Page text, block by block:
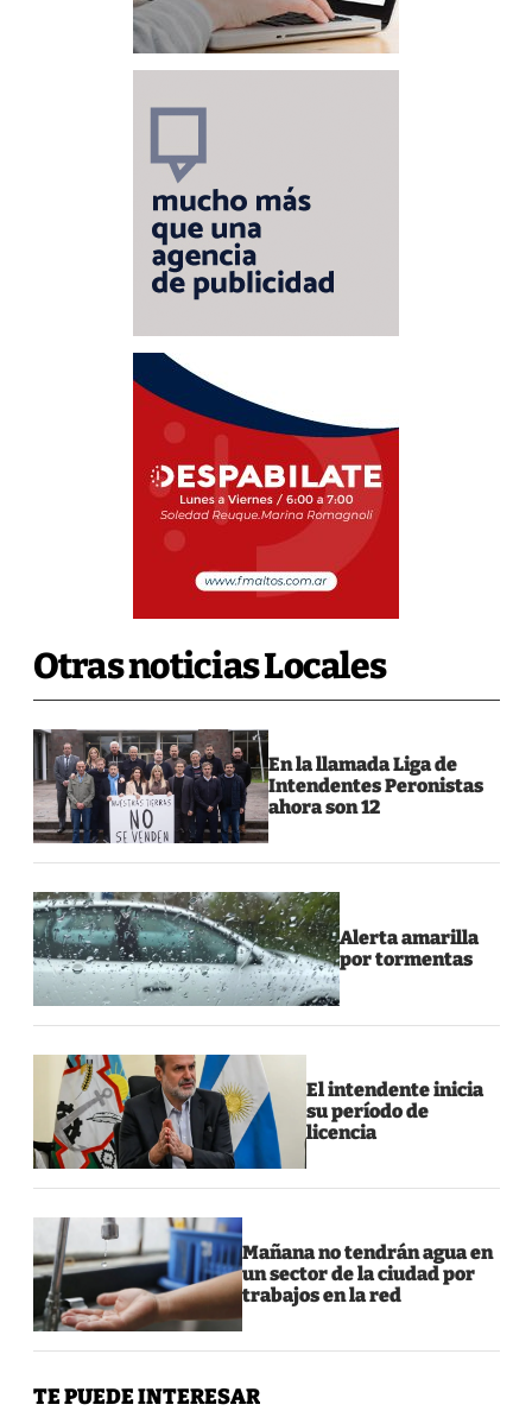
Otras noticias Locales
En la llamada Liga de
Intendentes Peronistas
ahora son 12
Alerta amarilla
por tormentas
El intendente inicia
su período de
licencia
Mañana no tendrán agua en
un sector de la ciudad por
trabajos en la red
TE PUEDE INTERESAR